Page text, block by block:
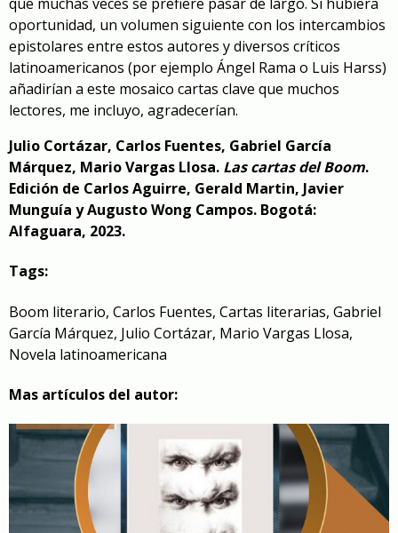
oportunidad, un volumen siguiente con los intercambios
epistolares entre estos autores y diversos críticos
latinoamericanos (por ejemplo Ángel Rama o Luis Harss)
añadirían a este mosaico cartas clave que muchos
lectores, me incluyo, agradecerían.
Julio Cortázar, Carlos Fuentes, Gabriel García
Márquez, Mario Vargas Llosa. Las cartas del Boom.
Edición de Carlos Aguirre, Gerald Martin, Javier
Munguía y Augusto Wong Campos. Bogotá:
Alfaguara, 2023.
Tags:
Boom literario, Carlos Fuentes, Cartas literarias, Gabriel
García Márquez, Julio Cortázar, Mario Vargas Llosa,
Novela latinoamericana
Mas artículos del autor: